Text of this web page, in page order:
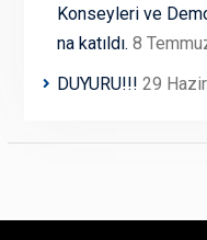
Konseyleri ve
na katıldı. 8
DUYURU!!! 29